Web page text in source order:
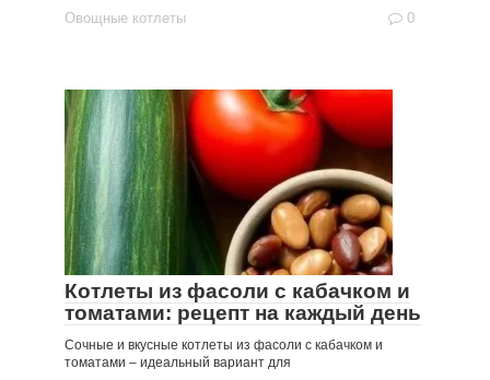
Овощные котлеты 0
Котлеты из фасоли с кабачком и
томатами: рецепт на каждый день
Сочные и вкусные котлеты из фасоли с кабачком и
томатами – идеальный вариант для